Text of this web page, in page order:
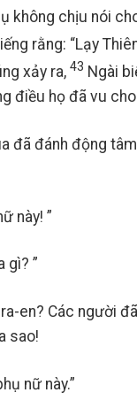
không chịu nói
rằng: “Lạy
xảy ra, 43 Ngài
điều họ đã vu cho
đã đánh động
này! ”
gì? ”
en? Các người
sao!
nữ này.”